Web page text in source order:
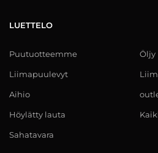
LUETTELO
Puutuotteemme
Liimapuulevyt
Aihio
Höylätty lauta
Sahatavara
Öljy